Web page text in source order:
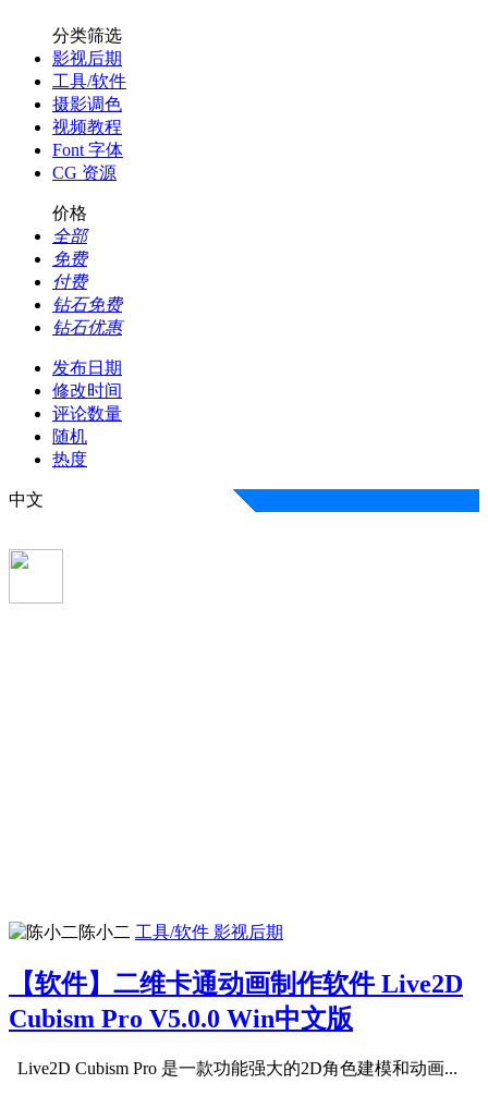
分类筛选
影视后期
工具/软件
摄影调色
视频教程
Font 字体
CG 资源
价格
全部
免费
付费
钻石免费
钻石优惠
发布日期
修改时间
评论数量
随机
热度
中文
陈小二 工具/软件 影视后期
【软件】二维卡通动画制作软件 Live2D
Cubism Pro V5.0.0 Win中文版
Live2D Cubism Pro 是一款功能强大的2D角色建模和动画...